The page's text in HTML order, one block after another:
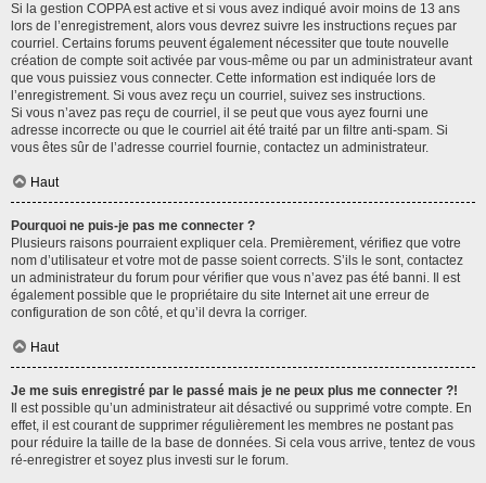
Si la gestion COPPA est active et si vous avez indiqué avoir moins de 13 ans
lors de l’enregistrement, alors vous devrez suivre les instructions reçues par
courriel. Certains forums peuvent également nécessiter que toute nouvelle
création de compte soit activée par vous-même ou par un administrateur avant
que vous puissiez vous connecter. Cette information est indiquée lors de
l’enregistrement. Si vous avez reçu un courriel, suivez ses instructions.
Si vous n’avez pas reçu de courriel, il se peut que vous ayez fourni une
adresse incorrecte ou que le courriel ait été traité par un filtre anti-spam. Si
vous êtes sûr de l’adresse courriel fournie, contactez un administrateur.
Haut
Pourquoi ne puis-je pas me connecter ?
Plusieurs raisons pourraient expliquer cela. Premièrement, vérifiez que votre
nom d’utilisateur et votre mot de passe soient corrects. S’ils le sont, contactez
un administrateur du forum pour vérifier que vous n’avez pas été banni. Il est
également possible que le propriétaire du site Internet ait une erreur de
configuration de son côté, et qu’il devra la corriger.
Haut
Je me suis enregistré par le passé mais je ne peux plus me connecter ?!
Il est possible qu’un administrateur ait désactivé ou supprimé votre compte. En
effet, il est courant de supprimer régulièrement les membres ne postant pas
pour réduire la taille de la base de données. Si cela vous arrive, tentez de vous
ré-enregistrer et soyez plus investi sur le forum.